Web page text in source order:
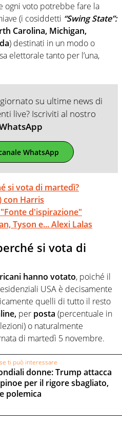
ogni voto potrebbe fare la
(i cosiddetti “Swing State”:
Carolina, Michigan,
) destinati in un modo o
elettorale tanto per l’una,
su ultime news di
live? Iscriviti al nostro
WhatsApp
si vota di martedì?
con Harris
d'ispirazione"
Tyson e... Alexi Lalas
si vota di
hanno votato, poiché il
USA è decisamente
quelli di tutto il resto
per posta (percentuale in
o naturalmente
di martedì 5 novembre.
ti può interessare
donne: Trump attacca
per il rigore sbagliato,
polemica